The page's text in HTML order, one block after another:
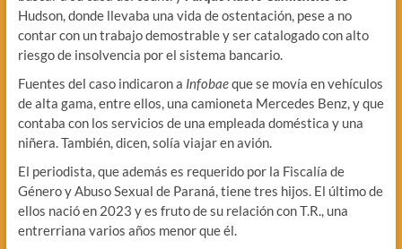
Hudson, donde llevaba una vida de ostentación, pese a no
contar con un trabajo demostrable y ser catalogado con alto
riesgo de insolvencia por el sistema bancario.
Fuentes del caso indicaron a Infobaeque se movía en vehículos
de alta gama, entre ellos, una camioneta Mercedes Benz, y que
contaba con los servicios de una empleada doméstica y una
niñera. También, dicen, solía viajar en avión.
El periodista, que además es requerido por la Fiscalía de
Género y Abuso Sexual de Paraná, tiene tres hijos. El último de
ellos nació en 2023 y es fruto de su relación con T.R., una
entrerriana varios años menor que él.